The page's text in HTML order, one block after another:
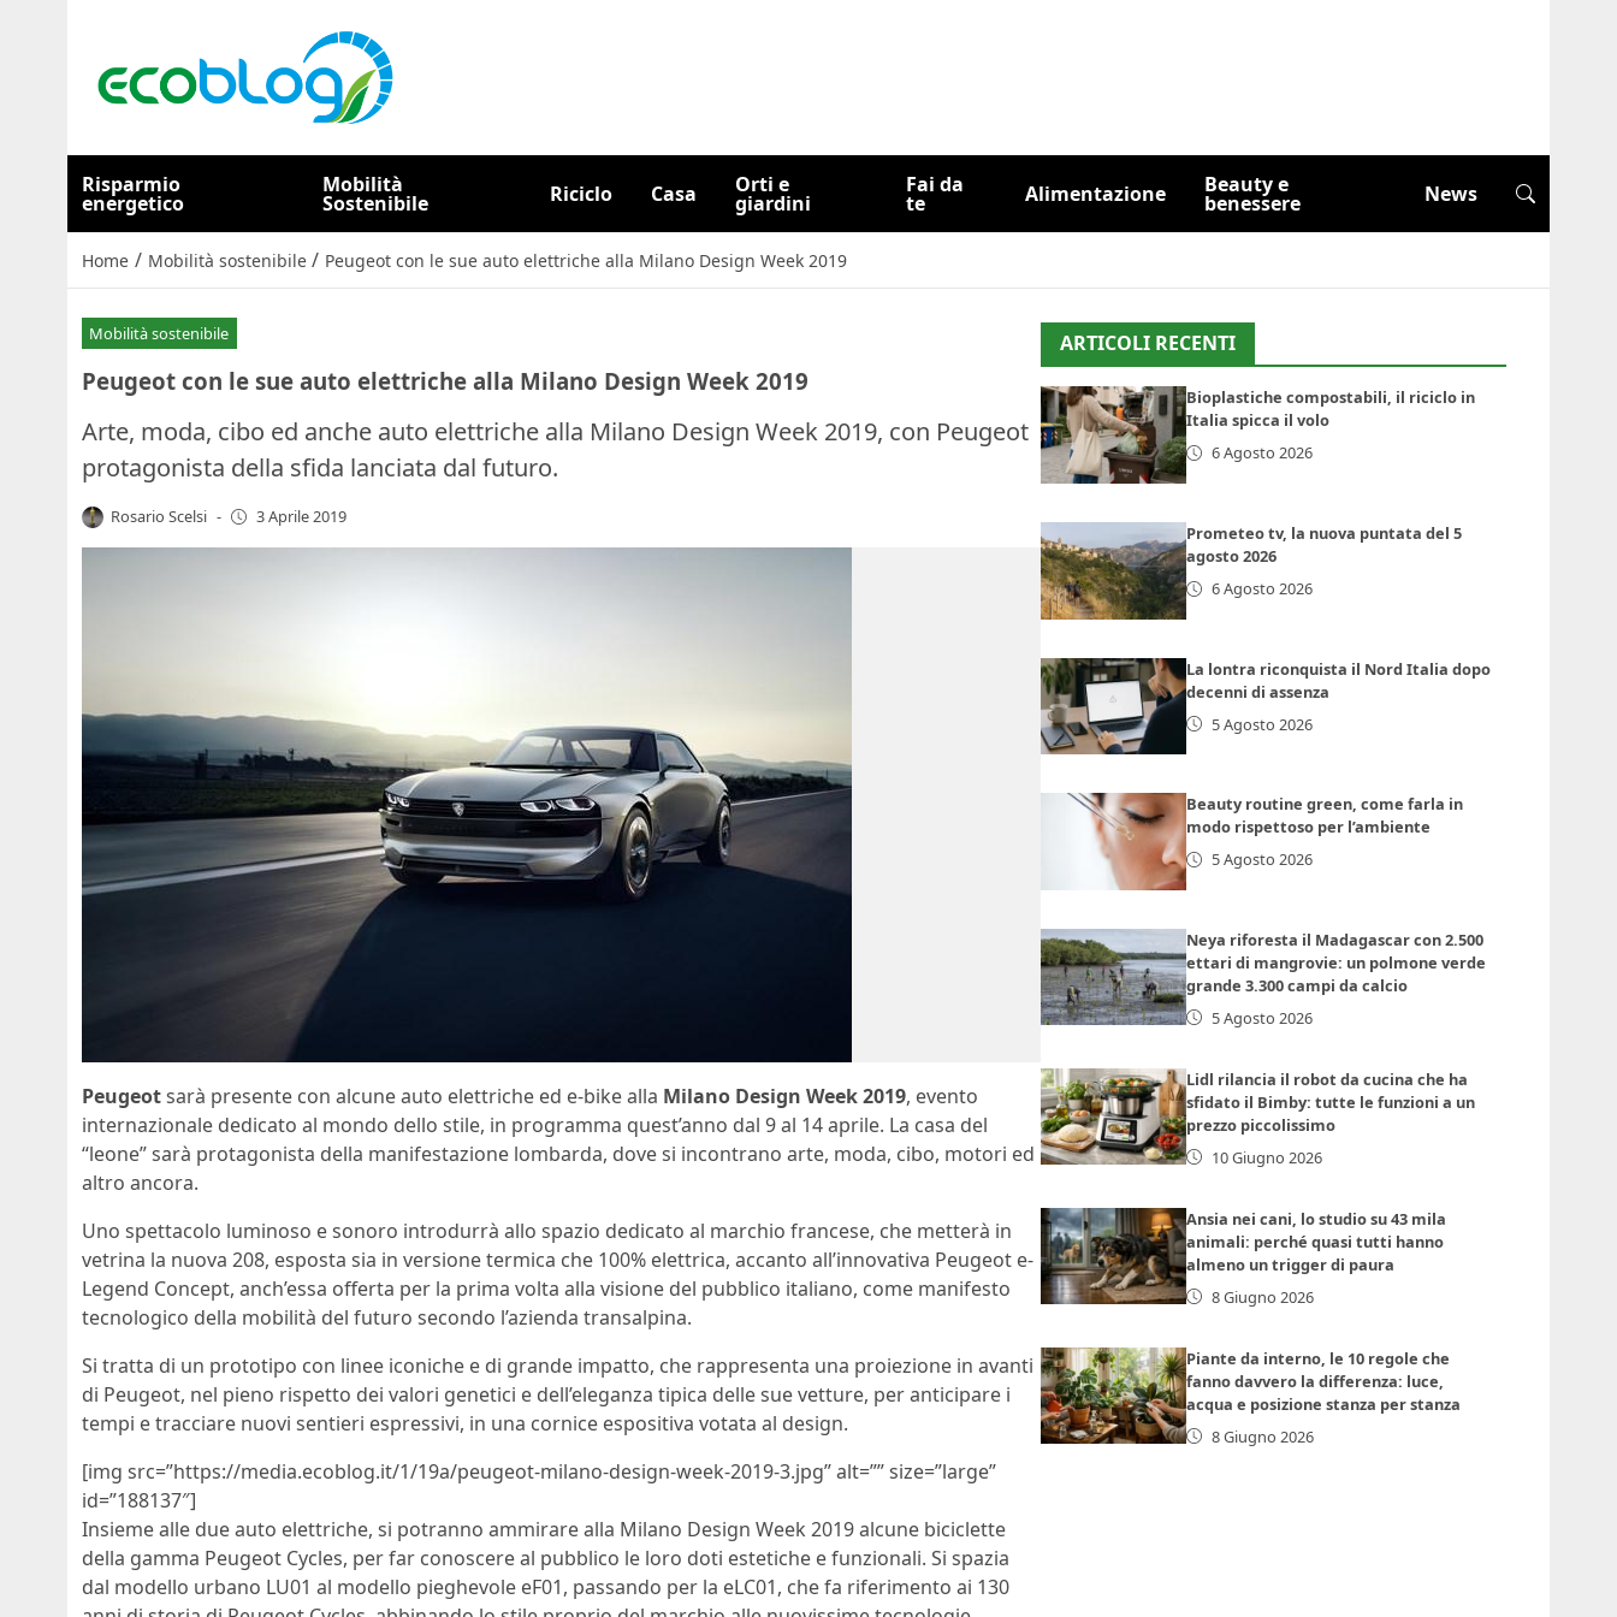
Risparmio
energetico
Mobilità
Sostenibile Riciclo Casa Orti e
giardini
Fai da
te Alimentazione Beauty e
benessere News
Home / Mobilità sostenibile / Peugeot con le sue auto elettriche alla Milano Design Week 2019
Mobilità sostenibile
Peugeot con le sue auto elettriche alla Milano Design Week 2019
Arte, moda, cibo ed anche auto elettriche alla Milano Design Week 2019, con Peugeot
protagonista della sfida lanciata dal futuro.
Rosario Scelsi - 3 Aprile 2019
Peugeotsarà presente con alcune auto elettriche ed e-bike alla Milano Design Week 2019, evento
internazionale dedicato al mondo dello stile, in programma quest’anno dal 9 al 14 aprile. La casa del
“leone” sarà protagonista della manifestazione lombarda, dove si incontrano arte, moda, cibo, motori ed
altro ancora.
Uno spettacolo luminoso e sonoro introdurrà allo spazio dedicato al marchio francese, che metterà in
vetrina la nuova 208, esposta sia in versione termica che 100% elettrica, accanto all’innovativa Peugeot e-
Legend Concept, anch’essa offerta per la prima volta alla visione del pubblico italiano, come manifesto
tecnologico della mobilità del futuro secondo l’azienda transalpina.
Si tratta di un prototipo con linee iconiche e di grande impatto, che rappresenta una proiezione in avanti
di Peugeot, nel pieno rispetto dei valori genetici e dell’eleganza tipica delle sue vetture, per anticipare i
tempi e tracciare nuovi sentieri espressivi, in una cornice espositiva votata al design.
[img src=”https://media.ecoblog.it/1/19a/peugeot-milano-design-week-2019-3.jpg” alt=”” size=”large”
id=”188137″]
Insieme alle due auto elettriche, si potranno ammirare alla Milano Design Week 2019 alcune biciclette
della gamma Peugeot Cycles, per far conoscere al pubblico le loro doti estetiche e funzionali. Si spazia
dal modello urbano LU01 al modello pieghevole eF01, passando per la eLC01, che fa riferimento ai 130
ARTICOLI RECENTI
Bioplastiche compostabili, il riciclo in
Italia spicca il volo
6 Agosto 2026
Prometeo tv, la nuova puntata del 5
agosto 2026
6 Agosto 2026
La lontra riconquista il Nord Italia dopo
decenni di assenza
5 Agosto 2026
Beauty routine green, come farla in
modo rispettoso per l’ambiente
5 Agosto 2026
Neya riforesta il Madagascar con 2.500
ettari di mangrovie: un polmone verde
grande 3.300 campi da calcio
5 Agosto 2026
Lidl rilancia il robot da cucina che ha
sfidato il Bimby: tutte le funzioni a un
prezzo piccolissimo
10 Giugno 2026
Ansia nei cani, lo studio su 43 mila
animali: perché quasi tutti hanno
almeno un trigger di paura
8 Giugno 2026
Piante da interno, le 10 regole che
fanno davvero la differenza: luce,
acqua e posizione stanza per stanza
8 Giugno 2026